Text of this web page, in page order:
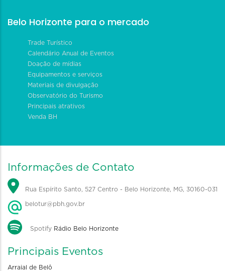
Belo Horizonte para o mercado
Trade Turístico
Calendário Anual de Eventos
Doação de mídias
Equipamentos e serviços
Materiais de divulgação
Observatório do Turismo
Principais atrativos
Venda BH
Informações de Contato
Rua Espírito Santo, 527 Centro - Belo Horizonte, MG, 30160-031
belotur@pbh.gov.br
Spotify Rádio Belo Horizonte
Principais Eventos
Arraial de Belô